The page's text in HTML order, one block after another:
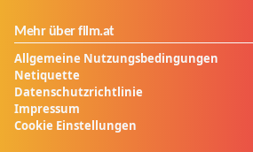
Mehr über film.at
Allgemeine Nutzungsbedingungen
Netiquette
Datenschutzrichtlinie
Impressum
Cookie Einstellungen